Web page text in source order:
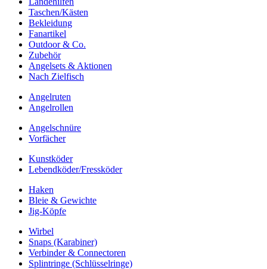
Taschen/Kästen
Bekleidung
Fanartikel
Outdoor & Co.
Zubehör
Angelsets & Aktionen
Nach Zielfisch
Angelruten
Angelrollen
Angelschnüre
Vorfächer
Kunstköder
Lebendköder/Fressköder
Haken
Bleie & Gewichte
Jig-Köpfe
Wirbel
Snaps (Karabiner)
Verbinder & Connectoren
Splintringe (Schlüsselringe)